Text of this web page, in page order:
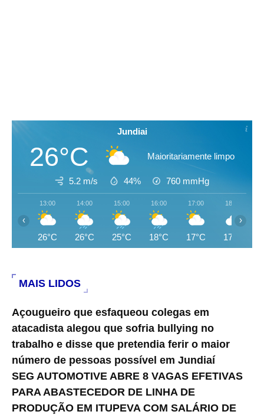
Jundiai
26°C Maioritariamente limpo
5.2 m/s 44% 760 mmHg
13:00
26°C
14:00
26°C
15:00
25°C
16:00
18°C
17:00
17°C
18:00
17°C
‹ ›
MAIS LIDOS
Açougueiro que esfaqueou colegas em
atacadista alegou que sofria bullying no
trabalho e disse que pretendia ferir o maior
número de pessoas possível em Jundiaí
SEG AUTOMOTIVE ABRE 8 VAGAS EFETIVAS
PARA ABASTECEDOR DE LINHA DE
PRODUÇÃO EM ITUPEVA COM SALÁRIO DE